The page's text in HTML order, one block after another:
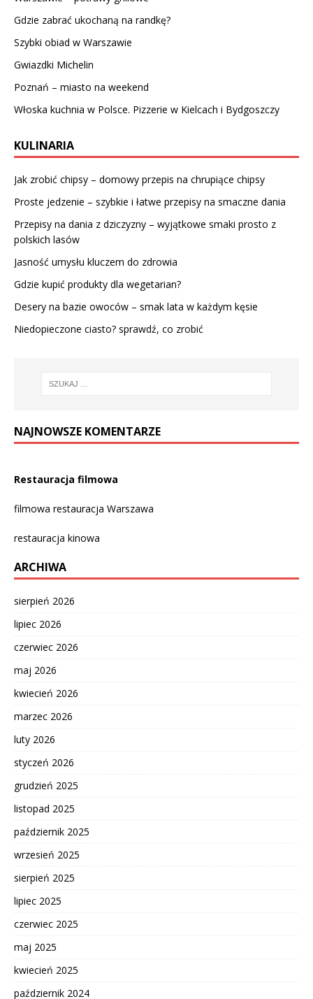
Gdzie zabrać ukochaną na randkę?
Szybki obiad w Warszawie
Gwiazdki Michelin
Poznań – miasto na weekend
Włoska kuchnia w Polsce. Pizzerie w Kielcach i Bydgoszczy
KULINARIA
Jak zrobić chipsy – domowy przepis na chrupiące chipsy
Proste jedzenie – szybkie i łatwe przepisy na smaczne dania
Przepisy na dania z dziczyzny – wyjątkowe smaki prosto z
polskich lasów
Jasność umysłu kluczem do zdrowia
Gdzie kupić produkty dla wegetarian?
Desery na bazie owoców – smak lata w każdym kęsie
Niedopieczone ciasto? sprawdź, co zrobić
NAJNOWSZE KOMENTARZE
Restauracja filmowa
filmowa restauracja Warszawa
restauracja kinowa
ARCHIWA
sierpień 2026
lipiec 2026
czerwiec 2026
maj 2026
kwiecień 2026
marzec 2026
luty 2026
styczeń 2026
grudzień 2025
listopad 2025
październik 2025
wrzesień 2025
sierpień 2025
lipiec 2025
czerwiec 2025
maj 2025
kwiecień 2025
październik 2024